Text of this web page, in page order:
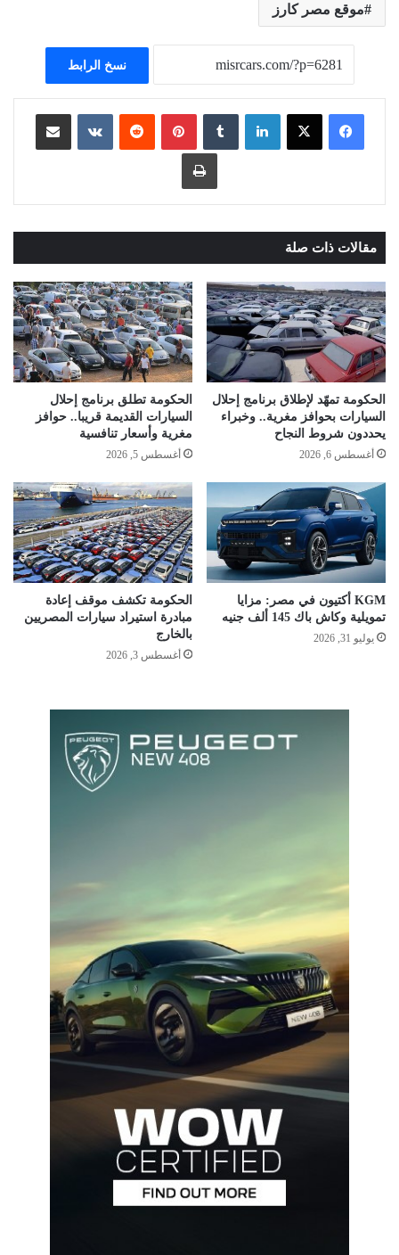
موقع مصر كارز
نسخ الرابط
لينكدإن ‏Tumblr بينتيريست
‏Reddit
‏VKontakte مشاركة عبر البريد
طباعة
مقالات ذات صلة
الحكومة تمهّد لإطلاق برنامج إحلال
السيارات بحوافز مغرية.. وخبراء
يحددون شروط النجاح
أغسطس 6, 2026
الحكومة تطلق برنامج إحلال
السيارات القديمة قريبا.. حوافز
مغرية وأسعار تنافسية
أغسطس 5, 2026
KGM أكتيون في مصر: مزايا
تمويلية وكاش باك 145 ألف جنيه
يوليو 31, 2026
الحكومة تكشف موقف إعادة
مبادرة استيراد سيارات المصريين
بالخارج
أغسطس 3, 2026